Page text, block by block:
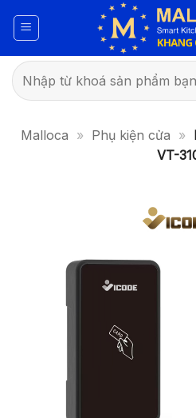
qua
dung
Tìm
kiếm:
Malloca » Phụ kiện cửa »
VT-